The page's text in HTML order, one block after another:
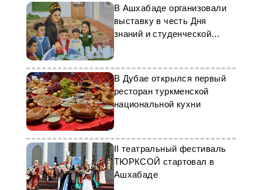
В Ашхабаде организовали
выставку в честь Дня
знаний и студенческой
В Дубае открылся первый
ресторан туркменской
национальной кухни
II театральный фестиваль
ТЮРКСОЙ стартовал в
Ашхабаде